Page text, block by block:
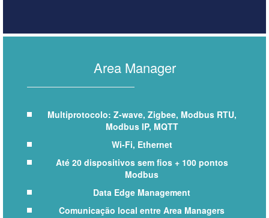
Area Manager
Multiprotocolo: Z-wave, Zigbee, Modbus RTU,
Modbus IP, MQTT
Wi-Fi, Ethernet
Até 20 dispositivos sem fios + 100 pontos
Modbus
Data Edge Management
Comunicação local entre Area Managers